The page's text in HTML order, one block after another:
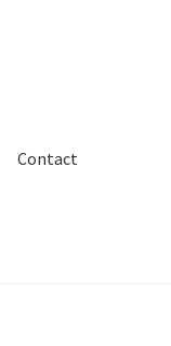
Contact